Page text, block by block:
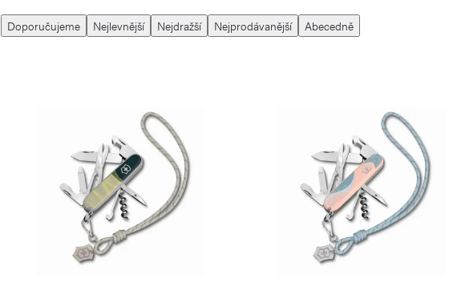
Ř
Doporučujeme Nejlevnější Nejdražší Nejprodávanější Abecedně